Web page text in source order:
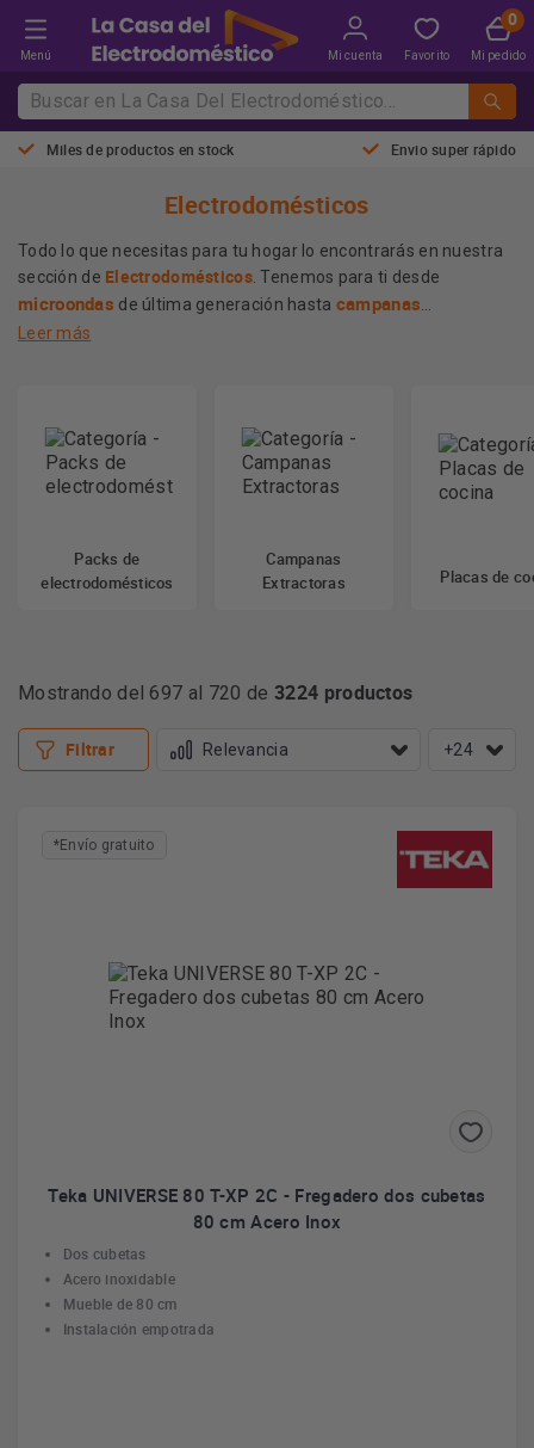
Menú Mi cuenta Favorito Mi pedido
Miles de productos en stock Envio super rápido
Electrodomésticos
Todo lo que necesitas para tu hogar lo encontrarás en nuestra
sección de Electrodomésticos. Tenemos para ti desde
microondas de última generación hasta campanas
extractoras eficientes
producto
. Además, ofrecemos los precios más competitivos
para que equipes tu hogar sin sacrificar tu economía. EnLa
Casa del Electrodoméstico
hacemos que la tecnología sea
Leer más
Packs de
electrodomésticos
Campanas
Extractoras
Placas de
Mostrando del 697 al 720 de 3224 productos
Filtrar +24
*Envío gratuito
Teka UNIVERSE 80 T-XP 2C - Fregadero dos cubetas
80 cm Acero Inox
Dos cubetas
Acero inoxidable
Mueble de 80 cm
Instalación empotrada